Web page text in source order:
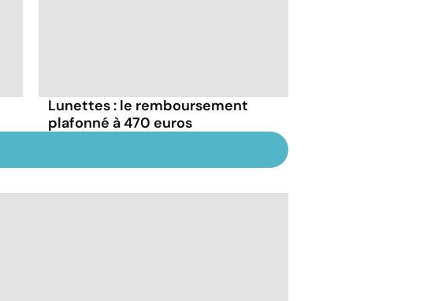
Lunettes : le remboursement
plafonné à 470 euros